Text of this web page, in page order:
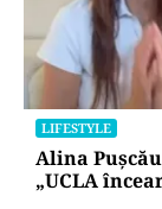
LIFESTYLE
Alina
„UCLA